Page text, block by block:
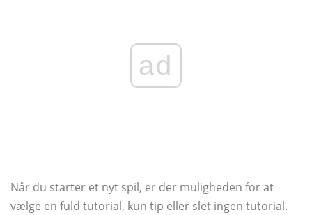
ad
Når du starter et nyt spil, er der muligheden for at
vælge en fuld tutorial, kun tip eller slet ingen tutorial.